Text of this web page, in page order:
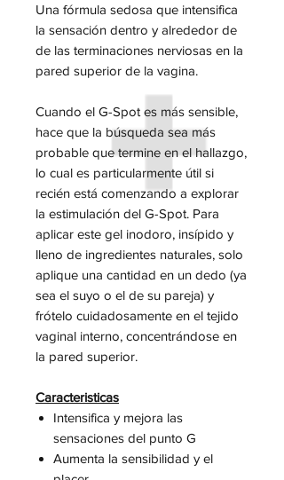
Una fórmula sedosa que intensifica
la sensación dentro y alrededor de
de las terminaciones nerviosas en la
pared superior de la vagina.
Cuando el G-Spot es más sensible,
hace que la búsqueda sea más
probable que termine en el hallazgo,
lo cual es particularmente útil si
recién está comenzando a explorar
la estimulación del G-Spot. Para
aplicar este gel inodoro, insípido y
lleno de ingredientes naturales, solo
aplique una cantidad en un dedo (ya
sea el suyo o el de su pareja) y
frótelo cuidadosamente en el tejido
vaginal interno, concentrándose en
la pared superior.
Caracteristicas
Intensifica y mejora las
sensaciones del punto G
Aumenta la sensibilidad y el